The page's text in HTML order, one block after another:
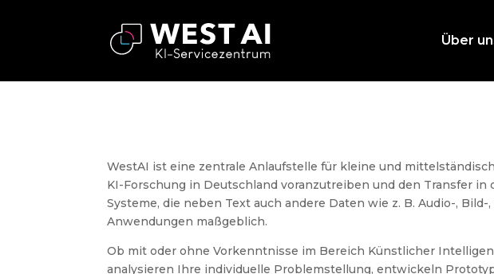
Über
WestAI ist eine zentrale Anlaufstelle für kleine und
KI-Forschung in Deutschland voranzutreiben und den Transfer
Systeme, die neben Text auch andere Daten wie z. B. Audio-,
Anwendungen maßgeblich.
Ob mit oder ohne Vorkenntnisse im Bereich Künstlicher
analysieren Ihre individuelle Problemstellung, entwickeln